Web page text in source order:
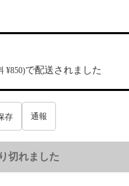
¥850)で配送されました
存 通報
切れました